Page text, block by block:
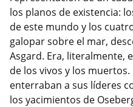
los planos de existencia:
de este mundo y los
galopar sobre el mar,
Asgard. Era, literalmente,
de los vivos y los
enterraban a sus líderes
los yacimientos de